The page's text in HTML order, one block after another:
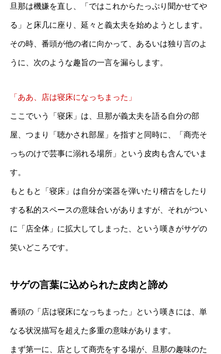
旦那は機嫌を直し、「ではこれからたっぷり聞かせてや
る」と床几に座り、延々と義太夫を始めようとします。
その時、番頭が他の者に向かって、あるいは独り言のよ
うに、次のような趣旨の一言を漏らします。
「ああ、店は寝床になっちまった」
ここでいう「寝床」は、旦那が義太夫を語る自分の部
屋、つまり「聴かされ部屋」を指すと同時に、「商売そ
っちのけで芸事に溺れる場所」という皮肉も含んでいま
す。
もともと「寝床」は自分が楽器を弾いたり稽古をしたり
する私的スペースの意味合いがありますが、それがつい
に「店全体」に拡大してしまった、という嘆きがサゲの
笑いどころです。
サゲの言葉に込められた皮肉と諦め
番頭の「店は寝床になっちまった」という嘆きには、単
なる状況描写を超えた多重の意味があります。
まず第一に、店として商売をする場が、旦那の趣味のた